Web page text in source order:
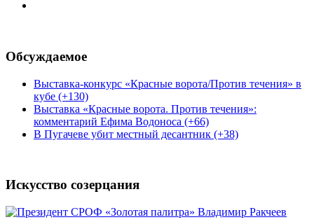
Обсуждаемое
Выставка-конкурс «Красные ворота/Против течения» в
кубе (+130)
Выставка «Красные ворота. Против течения»:
комментарий Ефима Водоноса (+66)
В Пугачеве убит местный десантник (+38)
Искусство созерцания